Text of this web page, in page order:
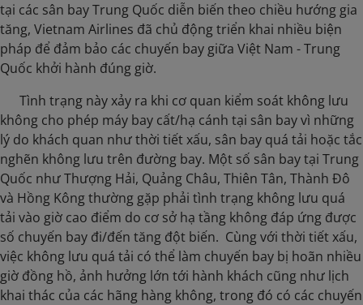
tại các sân bay Trung Quốc diễn biến theo chiều hướng gia
tăng, Vietnam Airlines đã chủ động triển khai nhiều biện
pháp để đảm bảo các chuyến bay giữa Việt Nam - Trung
Quốc khởi hành đúng giờ.
​ Tình trạng này xảy ra khi cơ quan kiểm soát không lưu
không cho phép máy bay cất/hạ cánh tại sân bay vì những
lý do khách quan như thời tiết xấu, sân bay quá tải hoặc tắc
nghẽn không lưu trên đường bay. Một số sân bay tại Trung
Quốc như Thượng Hải, Quảng Châu, Thiên Tân, Thành Đô
và Hồng Kông thường gặp phải tình trạng không lưu quá
tải vào giờ cao điểm do cơ sở hạ tầng không đáp ứng được
số chuyến bay đi/đến tăng đột biến. Cùng với thời tiết xấu,
việc không lưu quá tải có thể làm chuyến bay bị hoãn nhiều
giờ đồng hồ, ảnh hưởng lớn tới hành khách cũng như lịch
khai thác của các hãng hàng không, trong đó có các chuyến